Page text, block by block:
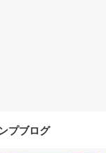
プブログ